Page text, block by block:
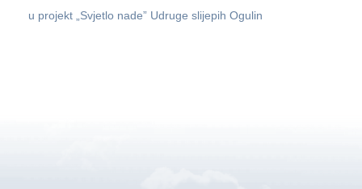
u projekt „Svjetlo nade” Udruge slijepih Ogulin